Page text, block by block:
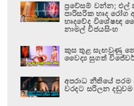
ප්‍රවේසම් වන්න;
පාරිසරික හෘද රෝග
හෘදවේද විශේෂඥ
නාමල් විජයසිංහ
කුස තුළ සැඟවුණු
වෛද්‍ය සුගත්
අපරාධ නීතියේ
වරදට සරිලන දඬුවම